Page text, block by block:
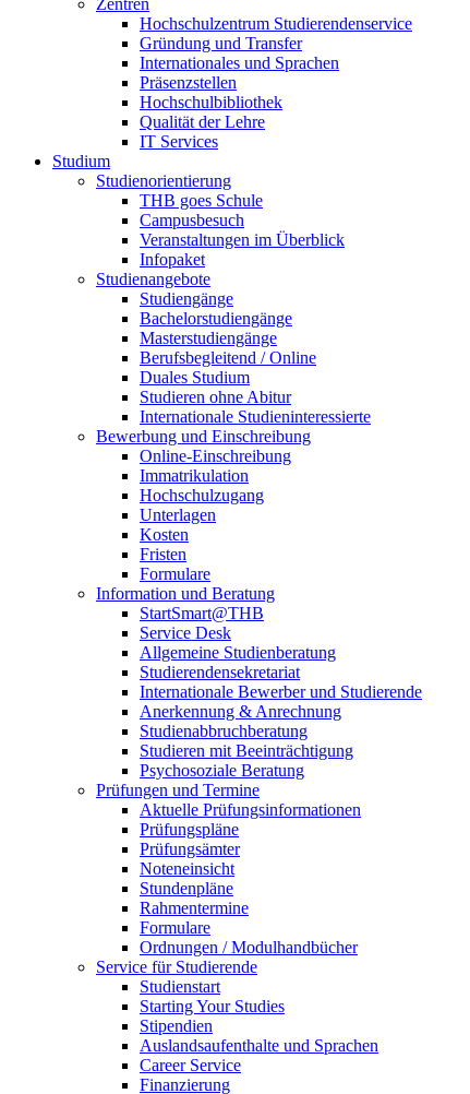
Zentren
Hochschulzentrum Studierendenservice
Gründung und Transfer
Internationales und Sprachen
Präsenzstellen
Hochschulbibliothek
Qualität der Lehre
IT Services
Studium
Studienorientierung
THB goes Schule
Campusbesuch
Veranstaltungen im Überblick
Infopaket
Studienangebote
Studiengänge
Bachelorstudiengänge
Masterstudiengänge
Berufsbegleitend / Online
Duales Studium
Studieren ohne Abitur
Internationale Studieninteressierte
Bewerbung und Einschreibung
Online-Einschreibung
Immatrikulation
Hochschulzugang
Unterlagen
Kosten
Fristen
Formulare
Information und Beratung
StartSmart@THB
Service Desk
Allgemeine Studienberatung
Studierendensekretariat
Internationale Bewerber und Studierende
Anerkennung & Anrechnung
Studienabbruchberatung
Studieren mit Beeinträchtigung
Psychosoziale Beratung
Prüfungen und Termine
Aktuelle Prüfungsinformationen
Prüfungspläne
Prüfungsämter
Noteneinsicht
Stundenpläne
Rahmentermine
Formulare
Ordnungen / Modulhandbücher
Service für Studierende
Studienstart
Starting Your Studies
Stipendien
Auslandsaufenthalte und Sprachen
Career Service
Finanzierung